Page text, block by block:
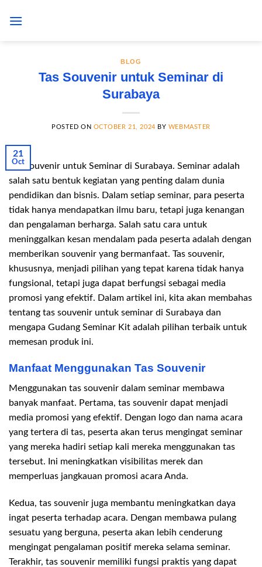
BLOG
Tas Souvenir untuk Seminar di
Surabaya
POSTED ON OCTOBER 21, 2024 BY WEBMASTER
21
Oct
Tas Souvenir untuk Seminar di Surabaya. Seminar adalah
salah satu bentuk kegiatan yang penting dalam dunia
pendidikan dan bisnis. Dalam setiap seminar, para peserta
tidak hanya mendapatkan ilmu baru, tetapi juga kenangan
dan pengalaman berharga. Salah satu cara untuk
meninggalkan kesan mendalam pada peserta adalah dengan
memberikan souvenir yang bermanfaat. Tas souvenir,
khususnya, menjadi pilihan yang tepat karena tidak hanya
fungsional, tetapi juga dapat berfungsi sebagai media
promosi yang efektif. Dalam artikel ini, kita akan membahas
tentang tas souvenir untuk seminar di Surabaya dan
mengapa Gudang Seminar Kit adalah pilihan terbaik untuk
memesan produk ini.
Manfaat Menggunakan Tas Souvenir
Menggunakan tas souvenir dalam seminar membawa
banyak manfaat. Pertama, tas souvenir dapat menjadi
media promosi yang efektif. Dengan logo dan nama acara
yang tertera di tas, peserta akan terus mengingat seminar
yang mereka hadiri setiap kali mereka menggunakan tas
tersebut. Ini meningkatkan visibilitas merek dan
memperluas jangkauan promosi acara Anda.
Kedua, tas souvenir juga membantu meningkatkan daya
ingat peserta terhadap acara. Dengan membawa pulang
sesuatu yang berguna, peserta akan lebih cenderung
mengingat pengalaman positif mereka selama seminar.
Terakhir, tas souvenir memiliki fungsi praktis yang dapat